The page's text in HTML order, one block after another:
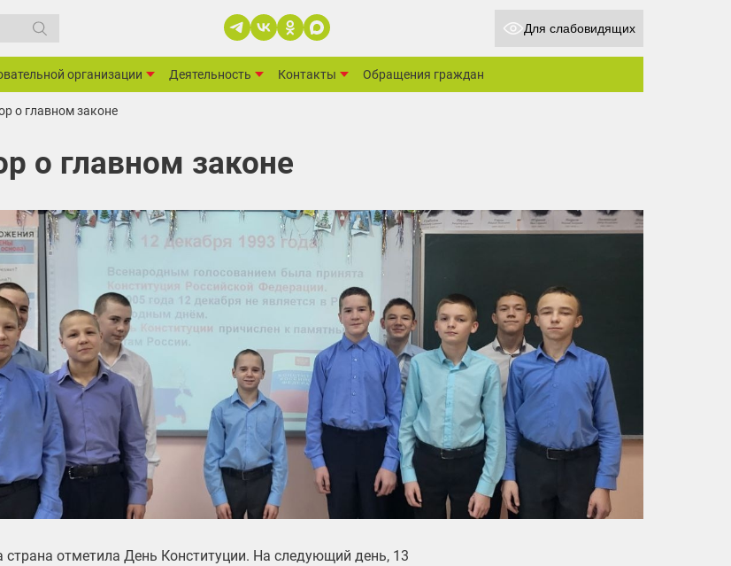
Для слабовидящих
организации Деятельность Контакты Обращения граждан
о главном законе
о главном законе
страна отметила День Конституции. На следующий день, 13